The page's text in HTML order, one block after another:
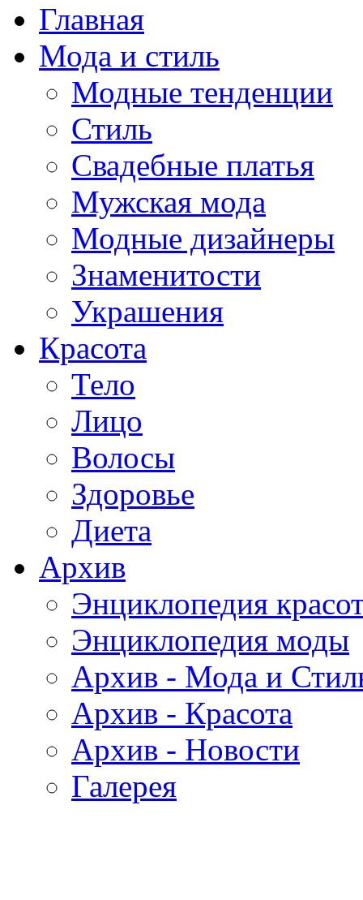
Главная
Мода и стиль
Модные тенденции
Стиль
Свадебные платья
Мужская мода
Модные дизайнеры
Знаменитости
Украшения
Красота
Тело
Лицо
Волосы
Здоровье
Диета
Архив
Энциклопедия
Энциклопедия моды
Архив - Мода и
Архив - Красота
Архив - Новости
Галерея